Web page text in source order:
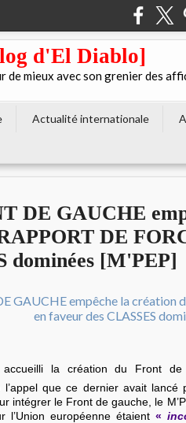
d'El Diablo]
de mieux avec son grenier des
Actualité internationale
DE GAUCHE
DE
dominées [M'PEP]
la création du Front de
l’appel que ce dernier avait
intégrer le Front de gauche, le
l’Union européenne étaient «